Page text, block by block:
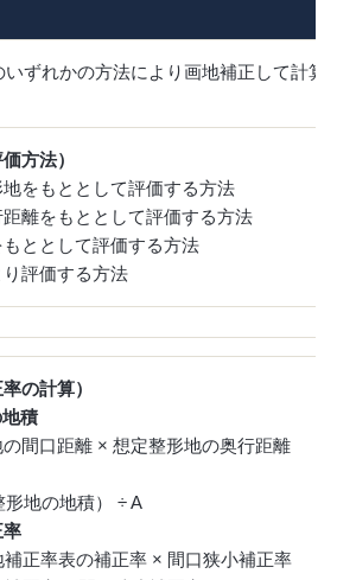
ずれかの方法により画地補正して計算
方法）
をもととして評価する方法
離をもととして評価する方法
ととして評価する方法
評価する方法
の計算）
積
口距離 × 想定整形地の奥行距離
地の地積） ÷ A
率
率表の補正率 × 間口狭小補正率